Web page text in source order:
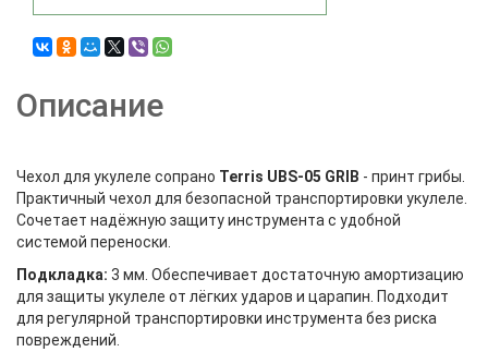
Описание
Чехол для укулеле сопрано Terris UBS-05 GRIB - принт грибы.
Практичный чехол для безопасной транспортировки укулеле.
Сочетает надёжную защиту инструмента с удобной
системой переноски.
Подкладка: 3 мм. Обеспечивает достаточную амортизацию
для защиты укулеле от лёгких ударов и царапин. Подходит
для регулярной транспортировки инструмента без риска
повреждений.